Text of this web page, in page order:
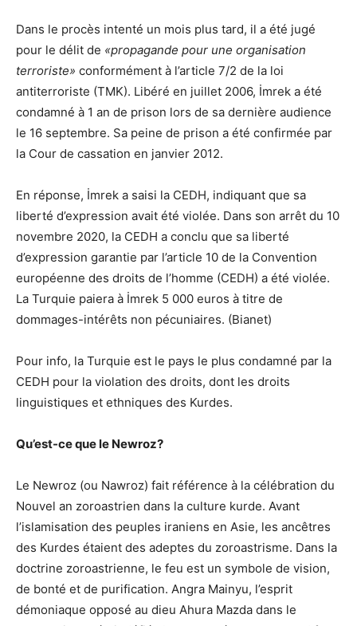
Dans le procès intenté un mois plus tard, il a été jugé
pour le délit de «propagande pour une organisation
terroriste» conformément à l’article 7/2 de la loi
antiterroriste (TMK). Libéré en juillet 2006, İmrek a été
condamné à 1 an de prison lors de sa dernière audience
le 16 septembre. Sa peine de prison a été confirmée par
la Cour de cassation en janvier 2012.
En réponse, İmrek a saisi la CEDH, indiquant que sa
liberté d’expression avait été violée. Dans son arrêt du 10
novembre 2020, la CEDH a conclu que sa liberté
d’expression garantie par l’article 10 de la Convention
européenne des droits de l’homme (CEDH) a été violée.
La Turquie paiera à İmrek 5 000 euros à titre de
dommages-intérêts non pécuniaires. (Bianet)
Pour info, la Turquie est le pays le plus condamné par la
CEDH pour la violation des droits, dont les droits
linguistiques et ethniques des Kurdes.
Qu’est-ce que le Newroz?
Le Newroz (ou Nawroz) fait référence à la célébration du
Nouvel an zoroastrien dans la culture kurde. Avant
l’islamisation des peuples iraniens en Asie, les ancêtres
des Kurdes étaient des adeptes du zoroastrisme. Dans la
doctrine zoroastrienne, le feu est un symbole de vision,
de bonté et de purification. Angra Mainyu, l’esprit
démoniaque opposé au dieu Ahura Mazda dans le